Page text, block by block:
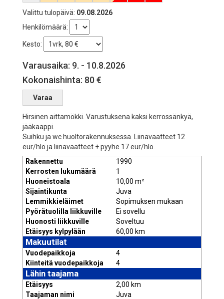
Valittu tulopäivä: 09.08.2026
Henkilömäärä:
Kesto:
Varausaika: 9. - 10.8.2026
Kokonaishinta: 80 €
Hirsinen aittamökki. Varustuksena kaksi kerrossänkyä,
jääkaappi.
Suihku ja wc huoltorakennuksessa. Liinavaatteet 12
eur/hlö ja liinavaatteet + pyyhe 17 eur/hlö.
Rakennettu
1990
Kerrosten lukumäärä
1
Huoneistoala
10,00 m²
Sijaintikunta
Juva
Lemmikkieläimet
Sopimuksen mukaan
Pyörätuolilla liikkuville
Ei sovellu
Huonosti liikkuville
Soveltuu
Etäisyys kylpylään
60,00 km
Makuutilat
Vuodepaikkoja
4
Kiinteitä vuodepaikkoja
4
Lähin taajama
Etäisyys
2,00 km
Taajaman nimi
Juva